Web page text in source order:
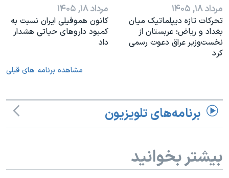
مرداد ۱۸, ۱۴۰۵
تحرکات تازه دیپلماتیک میان
بغداد و ریاض؛ عربستان از
نخست‌وزیر عراق دعوت رسمی
کرد
مرداد ۱۸, ۱۴۰۵
کانون هموفیلی ایران نسبت به
کمبود داروهای حیاتی هشدار
داد
مشاهده برنامه های قبلی
برنامه‌های تلویزیون
بیشتر بخوانید